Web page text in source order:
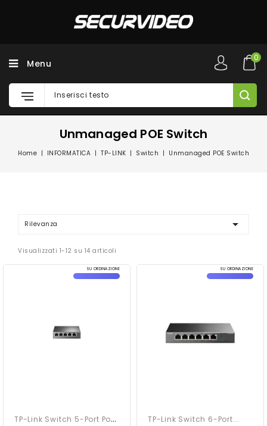
Menu
0
Unmanaged POE Switch
Home INFORMATICA TP-LINK Switch Unmanaged POE Switch
Rilevanza 
Visualizzati 1-12 su 14 articoli
SU ORDINAZIONE
T
P-Link Switch 5-Port PoE...
SU ORDINAZIONE
TP-Link Switch 6-Port...